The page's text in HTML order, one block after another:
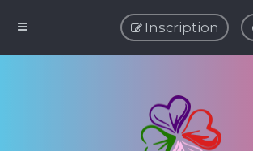
Inscription